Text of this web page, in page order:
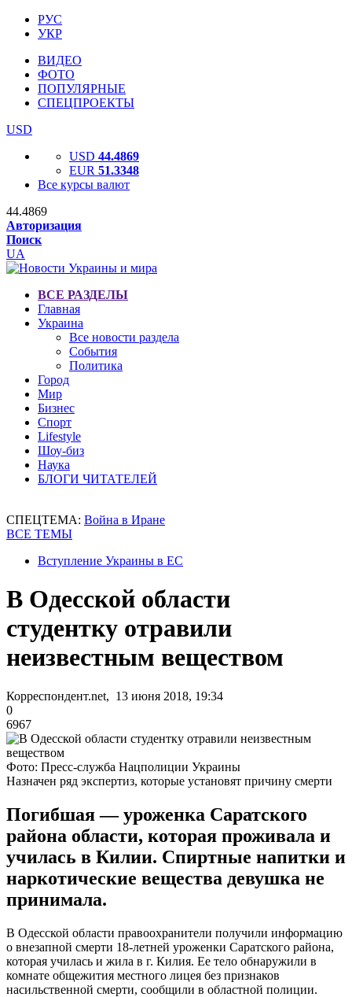
РУС
УКР
ВИДЕО
ФОТО
ПОПУЛЯРНЫЕ
СПЕЦПРОЕКТЫ
USD
USD 44.4869
EUR 51.3348
Все курсы валют
44.4869
Авторизация
Поиск
UA
ВСЕ РАЗДЕЛЫ
Главная
Украина
Все новости раздела
События
Политика
Город
Мир
Бизнес
Спорт
Lifestyle
Шоу-биз
Наука
БЛОГИ ЧИТАТЕЛЕЙ
СПЕЦТЕМА: Война в Иране
ВСЕ ТЕМЫ
Вступление Украины в ЕС
В Одесской области
студентку отравили
неизвестным веществом
Корреспондент.net, 13 июня 2018, 19:34
0
6967
Фото: Пресс-служба Нацполиции Украины
Назначен ряд экспертиз, которые установят причину смерти
Погибшая — уроженка Саратского
района области, которая проживала и
училась в Килии. Спиртные напитки и
наркотические вещества девушка не
принимала.
В Одесской области правоохранители получили информацию
о внезапной смерти 18-летней уроженки Саратского района,
которая училась и жила в г. Килия. Ее тело обнаружили в
комнате общежития местного лицея без признаков
насильственной смерти, сообщили в областной полиции.